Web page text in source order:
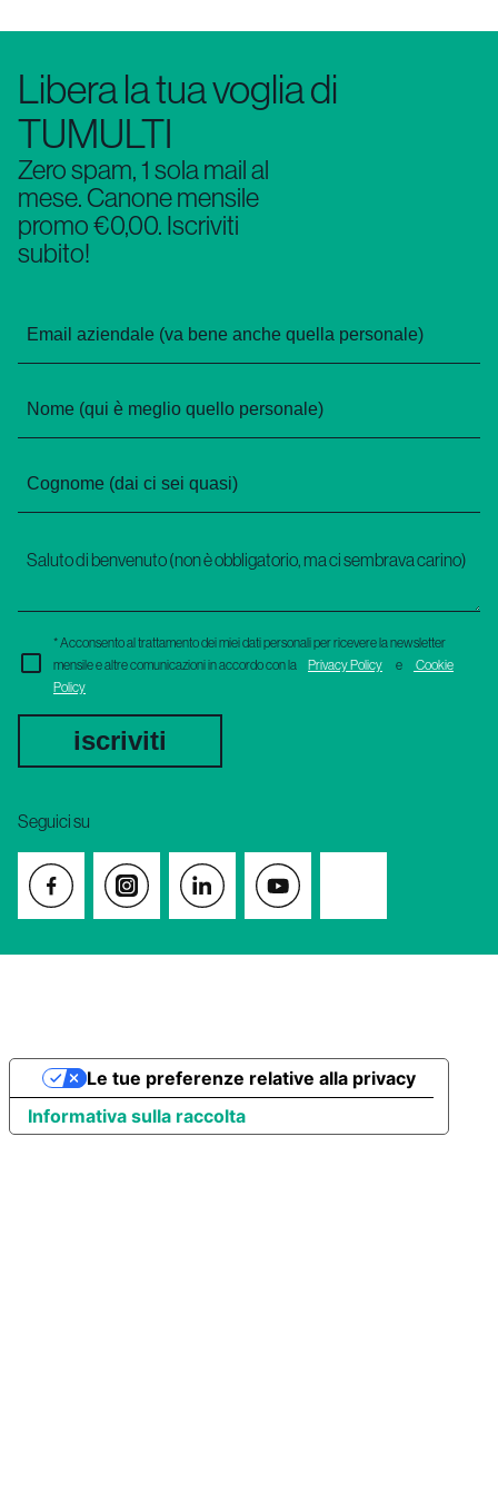
Libera la tua voglia di
TUMULTI
Zero spam, 1 sola mail al
mese. Canone mensile
promo €0,00. Iscriviti
subito!
Seguici su
* Acconsento al trattamento dei miei dati personali per ricevere la newsletter
mensile e altre comunicazioni in accordo con la
Privacy Policy e
Cookie
Policy
iscriviti
Informativa sulla raccolta
Le tue preferenze relative alla privacy